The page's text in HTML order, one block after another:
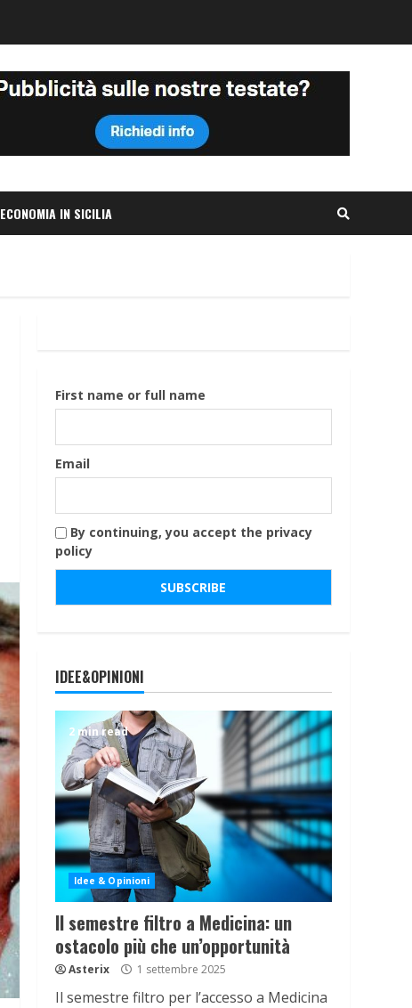
ECONOMIA IN SICILIA
First name or full name
Email
By continuing, you accept the privacy
policy
IDEE&OPINIONI
2 min read
Idee & Opinioni
Il semestre filtro a Medicina: un
ostacolo più che un’opportunità
Asterix 1 settembre 2025
Il semestre filtro per l’accesso a Medicina